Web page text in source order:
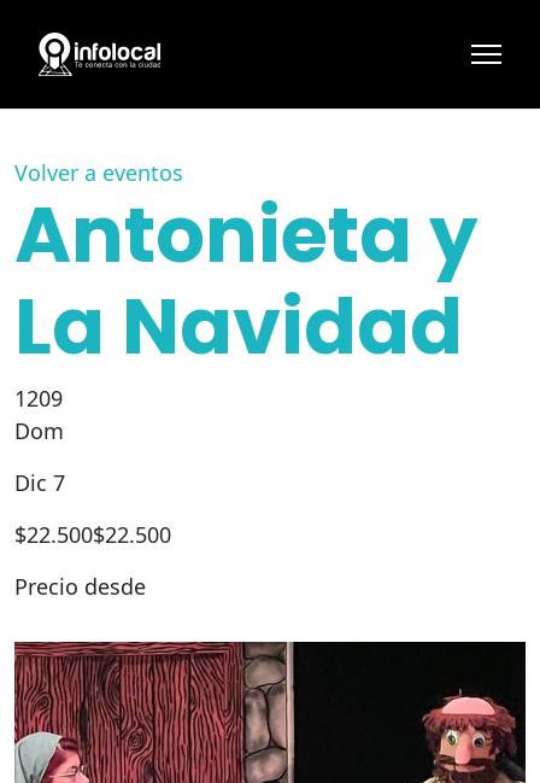
Volver a eventos
Antonieta y
La Navidad
1209
Dom
Dic 7
$22.500$22.500
Precio desde